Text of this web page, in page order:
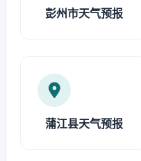
彭州市天气预报
蒲江县天气预报